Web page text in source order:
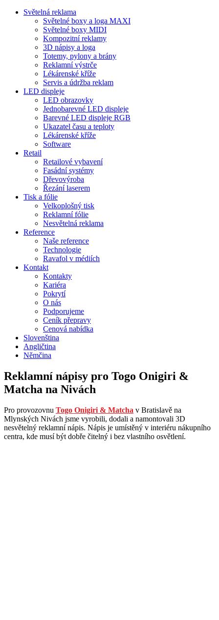
Světelná reklama
Světelné boxy a loga MAXI
Světelné boxy MIDI
Kompozitní reklamy
3D nápisy a loga
Totemy, pylony a brány
Reklamní výstrče
Lékárenské kříže
Servis a údržba reklam
LED displeje
LED obrazovky
Jednobarevné LED displeje
Barevné LED displeje RGB
Ukazatel času a teploty
Lékárenské kříže
Software
Retail
Retailové vybavení
Fasádní systémy
Dřevovýroba
Řezání laserem
Tisk a fólie
Velkoplošný tisk
Reklamní fólie
Nesvětelná reklama
Reference
Naše reference
Technologie
Ravafol v médiích
Kontakt
Kontakty
Kariéra
Pokrytí
O nás
Podporujeme
Ceník přepravy
Cenová nabídka
Slovenština
Angličtina
Němčina
Reklamní nápisy pro Togo Onigiri &
Matcha na Nivách
Pro provozovnu Togo Onigiri & Matcha v Bratislavě na
Mlynských Nivách jsme vyrobili, dodali a namontovali 3D
nesvětelný reklamní nápis. Nápis je umístěný v interiéru nákupního
centra, kde musí být dobře čitelný i bez vlastního osvětlení.